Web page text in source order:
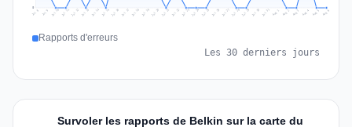
Jul 8 Jul 9 Jul 10 Jul 11 Jul 12 Jul 13 Jul 14 Jul 15 Jul 16 Jul 17 Jul 18 Jul 19 Jul 20 Jul 21 Jul 22 Jul 23 Jul 24 Jul 25 Jul 26 Jul 27 Jul 28 Jul 29 Jul 30 Jul 31 Aug 1 Aug 2 Aug 3 Aug 4 Aug 5 Aug 6
Rapports d'erreurs
Les 30 derniers jours
Survoler les rapports de Belkin sur la carte du